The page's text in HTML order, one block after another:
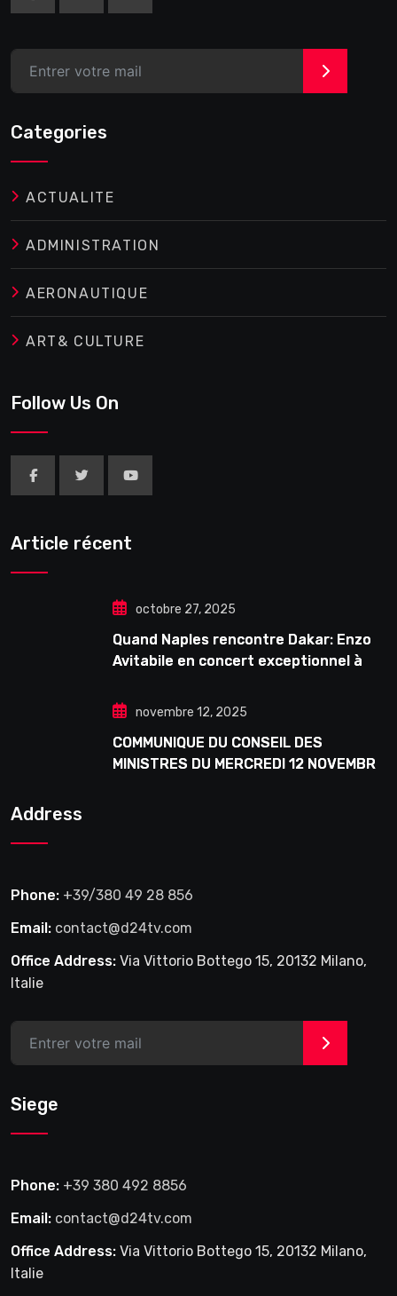
>
Categories
ACTUALITE
ADMINISTRATION
AERONAUTIQUE
ART& CULTURE
Follow Us On
Article récent
octobre 27, 2025
Quand Naples rencontre Dakar: Enzo
Avitabile en concert exceptionnel à
novembre 12, 2025
COMMUNIQUE DU CONSEIL DES
MINISTRES DU MERCREDI 12 NOVEMBRE
Address
Phone: +39/380 49 28 856
Email: contact@d24tv.com
Office Address: Via Vittorio Bottego 15, 20132 Milano,
Italie
>
Siege
Phone: +39 380 492 8856
Email: contact@d24tv.com
Office Address: Via Vittorio Bottego 15, 20132 Milano,
Italie